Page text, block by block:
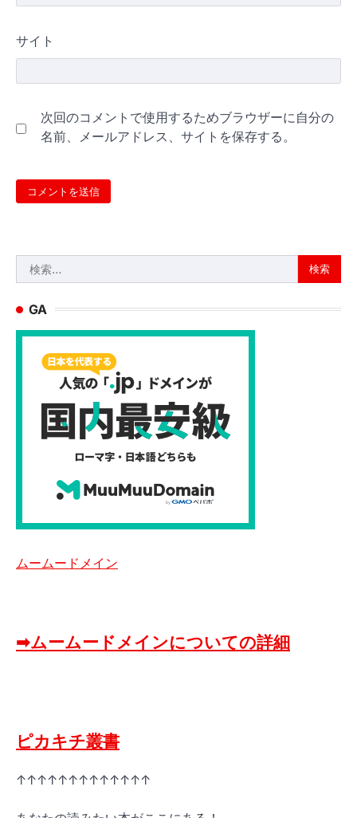
サイト
次回のコメントで使用するためブラウザーに自分の
名前、メールアドレス、サイトを保存する。
索:
GA
ムームードメイン
➡ムームードメインについての詳細
ピカキチ叢書
↑↑↑↑↑↑↑↑↑↑↑↑↑